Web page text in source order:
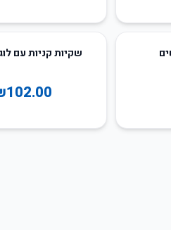
40שקיות קניות עם
102.00